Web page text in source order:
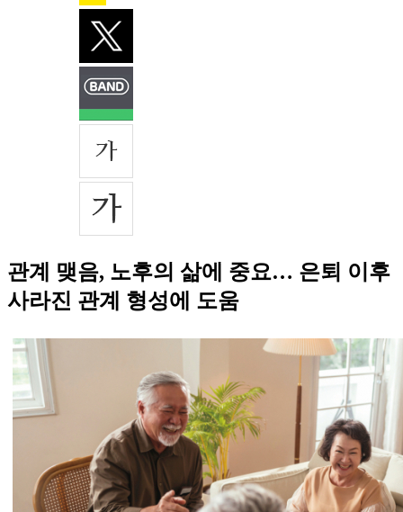
관계 맺음, 노후의 삶에 중요… 은퇴 이후
사라진 관계 형성에 도움